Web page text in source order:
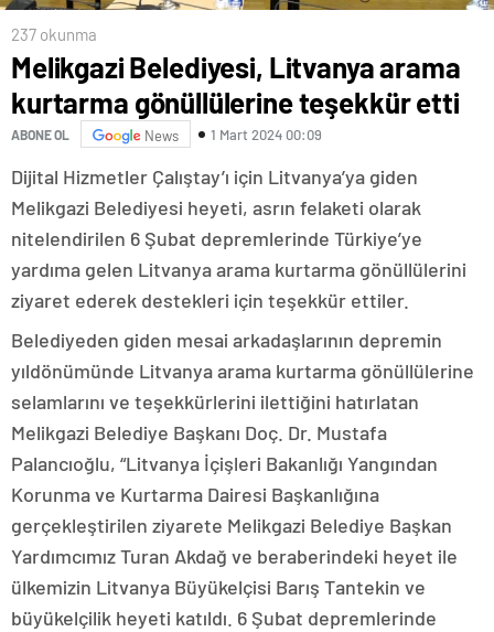
237 okunma
Melikgazi Belediyesi, Litvanya arama
kurtarma gönüllülerine teşekkür etti
ABONE OL News 1 Mart 2024 00:09
Dijital Hizmetler Çalıştay’ı için Litvanya’ya giden
Melikgazi Belediyesi heyeti, asrın felaketi olarak
nitelendirilen 6 Şubat depremlerinde Türkiye’ye
yardıma gelen Litvanya arama kurtarma gönüllülerini
ziyaret ederek destekleri için teşekkür ettiler.
Belediyeden giden mesai arkadaşlarının depremin
yıldönümünde Litvanya arama kurtarma gönüllülerine
selamlarını ve teşekkürlerini ilettiğini hatırlatan
Melikgazi Belediye Başkanı Doç. Dr. Mustafa
Palancıoğlu, “Litvanya İçişleri Bakanlığı Yangından
Korunma ve Kurtarma Dairesi Başkanlığına
gerçekleştirilen ziyarete Melikgazi Belediye Başkan
Yardımcımız Turan Akdağ ve beraberindeki heyet ile
ülkemizin Litvanya Büyükelçisi Barış Tantekin ve
büyükelçilik heyeti katıldı. 6 Şubat depremlerinde